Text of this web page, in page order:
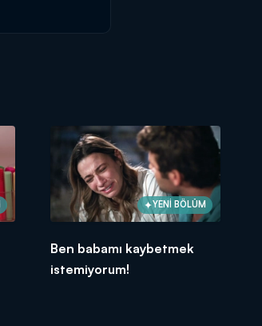
YENİ BÖLÜM
Ben babamı kaybetmek
istemiyorum!